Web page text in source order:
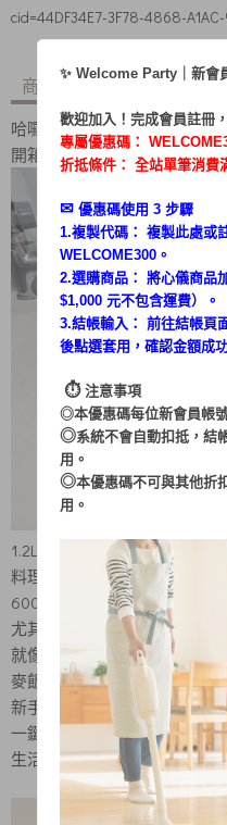
cid=44DF34E7-3F78-4868-
商品內容 商品討論
哈囉 大家好 我是太陽的女子
開箱HIKUMO日云1.2L輕食泡
1.2L的大口徑 韓國大塊泡麵也
料理可以更多元 一鍋搞定好
600W大火力 快速煮食不怕餓
尤其是不耐餓的人
就像我不能接受餓肚子會很煩躁
麥飯石不沾塗層 不沾黏更好
新手就不怕火侯控制不好燒焦
一鍵開關就啟動 簡單好操作
生活小白也可以自己料理
✨ Welcome Party｜新會
歡迎加入！完成會員註冊
專屬優惠碼：
折抵條件： 全站單筆消費
✉︎ 優惠碼使用 3 步驟
1.複製代碼： 複製此處或
WELCOME300。
2.選購商品： 將心儀商品
$1,000 元不包含運費）。
3.結帳輸入： 前往結帳頁
後點選套用，確認金額成
⏱︎ 注意事項
◎本優惠碼每位新會員帳
◎系統不會自動扣抵，結
用。
◎本優惠碼不可與其他折
用。